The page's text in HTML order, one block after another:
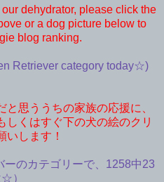
dehydrator, please click the
or a dog picture below to
blog ranking.
Retriever category today☆)
思ううちの家族の応援に、
しくはすぐ下の犬の絵のクリ
いします！
ーのカテゴリーで、1258中23
）